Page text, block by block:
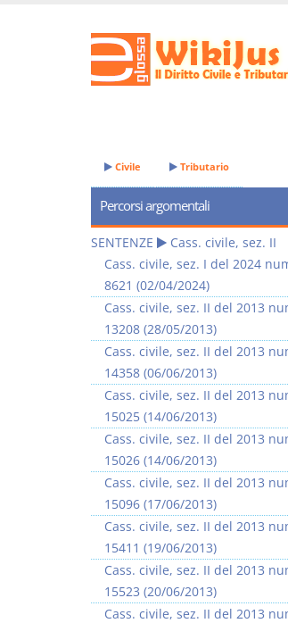
Civile Tributario
Percorsi argomentali
SENTENZE
Cass. civile, sez. II
Cass. civile, sez. I del 2024
8621 (02/04/2024)
Cass. civile, sez. II del 2013
13208 (28/05/2013)
Cass. civile, sez. II del 2013
14358 (06/06/2013)
Cass. civile, sez. II del 2013
15025 (14/06/2013)
Cass. civile, sez. II del 2013
15026 (14/06/2013)
Cass. civile, sez. II del 2013
15096 (17/06/2013)
Cass. civile, sez. II del 2013
15411 (19/06/2013)
Cass. civile, sez. II del 2013
15523 (20/06/2013)
Cass. civile, sez. II del 2013
I
D.
(iva